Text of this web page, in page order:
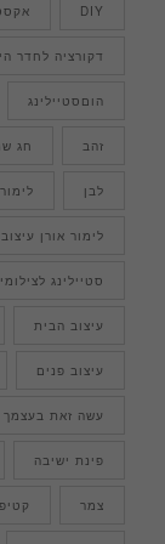
DIY
דקורציה לחדר
הוםסטיילינג
זהב חג
לבן
לימור אורן
סטיילינג
עיצוב הבית
עיצוב פנים
עשה זאת בעצמך
פינת ישיבה
צמר